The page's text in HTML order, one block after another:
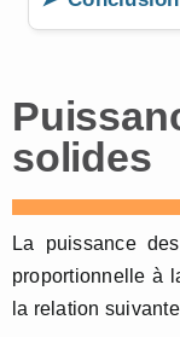
solides
La puissance
proportionnelle à
la relation